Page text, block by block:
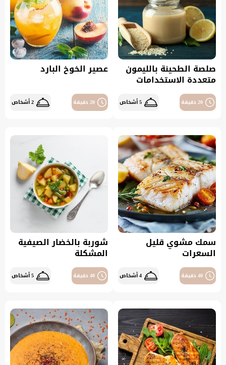
صلصة الطحينة بالليمون
متعددة الاستخدامات
20 دقيقة 5 أشخاص
عصير الخوخ البارد
20 دقيقة 2 أشخاص
سمك مشوي قليل
السعرات
40 دقيقة 4 أشخاص
شوربة بالخضار الصيفية
المشكلة
40 دقيقة 5 أشخاص